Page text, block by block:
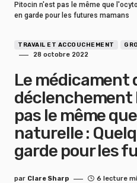
Pitocin n'est pas le même que
en garde pour les futures mamans
TRAVAIL ET ACCOUCHEMENT
28 octobre 2022
Le médicament
déclenchement
pas le même
naturelle :
garde pour les
par Clare Sharp 6 lecture